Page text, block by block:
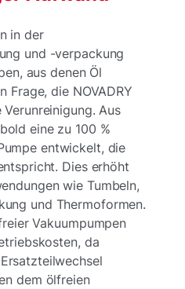
in der
und -verpackung
aus denen Öl
Frage, die NOVADRY
Aus
eine zu 100 %
entwickelt, die
Dies erhöht
wie Tumbeln,
und Thermoformen.
Vakuumpumpen
da
dem ölfreien